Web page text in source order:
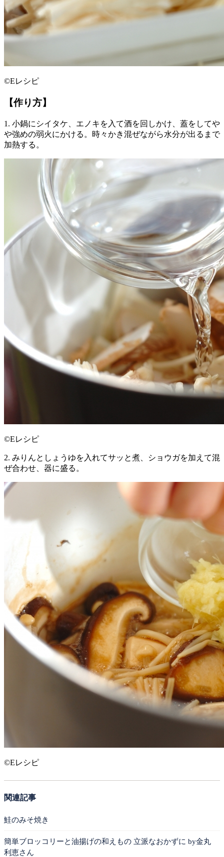
©Eレシピ
【作り方】
1. 小鍋にシイタケ、エノキを入て酒を回しかけ、蓋をしてや
や強めの弱火にかける。時々かき混ぜながら水分が出るまで
加熱する。
©Eレシピ
2. みりんとしょうゆを入れてサッと煮、ショウガを加えて混
ぜ合わせ、器に盛る。
©Eレシピ
関連記事
鮭のみそ焼き
簡単ブロッコリーと油揚げの和えもの 立派なおかずに by金丸
利恵さん